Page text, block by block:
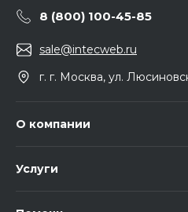
8 (800) 100-45-85
sale@intecweb.ru
г. г. Москва, ул.
О компании
Услуги